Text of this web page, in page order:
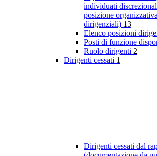
individuati
posizione
dirigenziali) 13
Elenco posizioni
Posti di funzione
Ruolo dirigenti 2
Dirigenti cessati 1
Dirigenti cessati dal